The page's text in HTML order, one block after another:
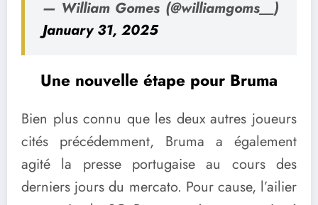
— William Gomes (@williamgoms__)
January 31, 2025
Une nouvelle étape pour Bruma
Bien plus connu que les deux autres joueurs
cités précédemment, Bruma a également
agité la presse portugaise au cours des
derniers jours du mercato. Pour cause, l’ailier